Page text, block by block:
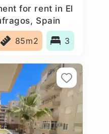
for rent in El
Spain
85m2 3